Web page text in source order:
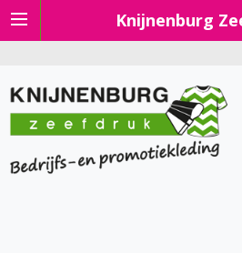
Knijnenburg